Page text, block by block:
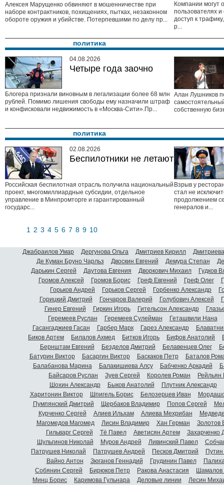
Алексея Марущенко обвиняют в мошенничестве при
наборе контрактников, похищениях, пытках, незаконном
обороте оружия и убийстве. Потерпевшими по делу пр...
Компании могут
пользователях
доступ к
р...
политика
04.08.2026
Четыре года заочно
Блогера признали виновным в легализации более 68 млн
рублей. Помимо лишения свободы ему назначили штраф
и конфисковали недвижимость в «Москва-Сити».Пр...
Алан Лушников
собственную
политика
02.08.2026
Беспилотники не летают
Российская беспилотная отрасль получила национальный
проект, многомиллиардные субсидии, отдельное
управление в Минпромторге и гарантированный
государс...
Взрыв у
стал не
продолжением
генералов и...
1 2 3 4 5 6 7 8 9 10
Джабраилов Умар Дергунова Ольга Дмитриев Кирилл
Де Куман Бруно Чарльз
Двоскин Евгений Демура Степан
Дарькин Сергей
Даутова Евгения Дворкович Михаил
Гудков
Громов Алексей
Громов Борис Греф Евгений Греф Олег
Горьков Андрей
Горьков Сергей Горбенко Александр
Горицкий Дмитрий
Гончаров Валерий Голубович Алексей
Гинер Евгений
Гиркин Игорь Гительсон Александр
Геремеев Руслан
Геремеев Сулейман
Геташвили Нана
Гасангаджиев Гасан
Гарбер Марк Гарез Александр
Биков Артем
Билалов Ахмед Битков Игорь Бифов Анатолий
Бернштам Евгений
Безделов Дмитрий Белавенцев Олег
Батурин Виктор
Басаргин Виктор Баскаков Петр
Баталов
Балабанова Марина
Балакишиева Алсу Бабченко Аркадий
Байсаров Руслан
Зуев Сергей Королев Роман
Шохин Александр
Быков Анатолий Плутник Александр
Харитонин Виктор
Шпигель Борис Белозерцев Иван
Пумпянский Дмитрий
Щербаков Владимир Попов Сергей
Курченко Сергей
Алиев Ильхам Алиева Мехрибан
Магомедов Магомед
Лисин Владимир Хан Герман
Золотов
Гильварг Сергей
Тё Павел Аветисян Артем
Захарченко
Шульгинов Николай
Муров Андрей Ливинский Павел
Патрушев Николай
Патрушев Андрей Песков Дмитрий
Вайно Антон
Зюганов Геннадий Грудинин Павел
Собянин Сергей
Бирюков Петр Ракова Анастасия
Шамалов
Минц Борис
Каримова Гульнара Деловые линии
Лесин